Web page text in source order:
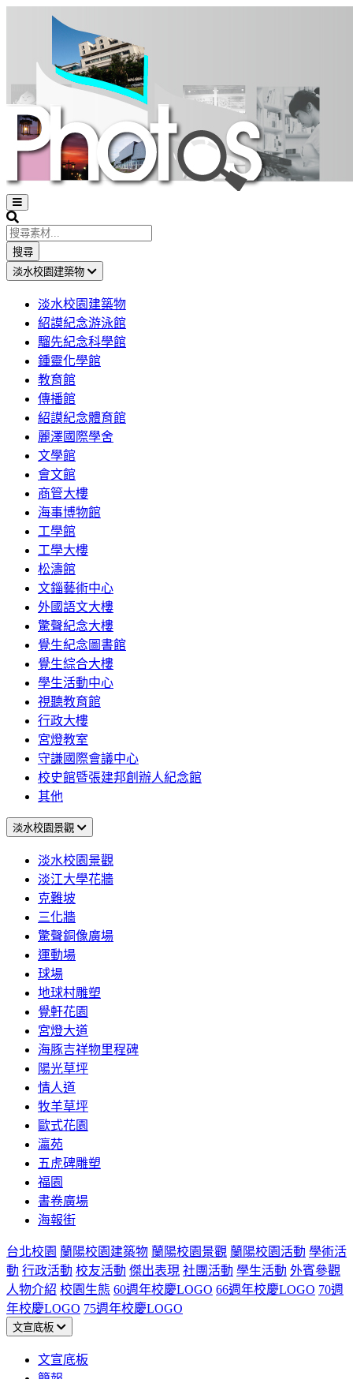
Open
sidebar
Search
搜尋
淡水校園建築物
淡水校園建築物
紹謨紀念游泳館
騮先紀念科學館
鍾靈化學館
教育館
傳播館
紹謨紀念體育館
麗澤國際學舍
文學館
會文館
商管大樓
海事博物館
工學館
工學大樓
松濤館
文錙藝術中心
外國語文大樓
驚聲紀念大樓
覺生紀念圖書館
覺生綜合大樓
學生活動中心
視聽教育館
行政大樓
宮燈教室
守謙國際會議中心
校史館暨張建邦創辦人紀念館
其他
淡水校園景觀
淡水校園景觀
淡江大學花牆
克難坡
三化牆
驚聲銅像廣場
運動場
球場
地球村雕塑
覺軒花園
宮燈大道
海豚吉祥物里程碑
陽光草坪
情人道
牧羊草坪
歐式花園
瀛苑
五虎碑雕塑
福園
書卷廣場
海報街
台北校園 蘭陽校園建築物 蘭陽校園景觀 蘭陽校園活動 學術活
動 行政活動 校友活動 傑出表現 社團活動 學生活動 外賓參觀
人物介紹 校園生態 60週年校慶LOGO 66週年校慶LOGO 70週
年校慶LOGO 75週年校慶LOGO
文宣底板
文宣底板